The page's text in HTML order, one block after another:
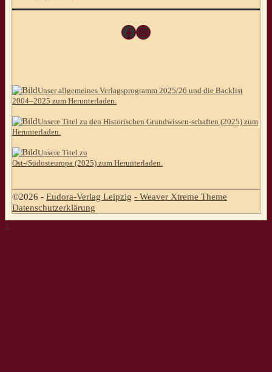
Facebook
Instagram
Unser allgemeines Verlagsprogramm 2025/26 und die Backlist
2004–2025 zum Herunterladen.
Unsere Titel zu den Historischen Grundwissen-schaften (2025) zum
Herunterladen.
Unsere Titel zu
Ost-/Südosteuropa (2025) zum Herunterladen.
©2026 - Eudora-Verlag Leipzig - Weaver Xtreme Theme
Datenschutzerklärung
↑